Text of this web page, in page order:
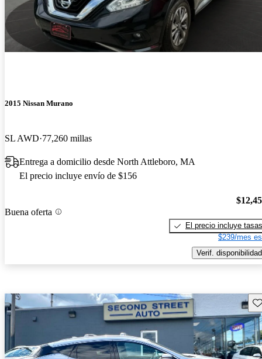
2015 Nissan Murano
SL AWD 77,260 millas
Entrega a domicilio desde North Attleboro, MA
El precio incluye envío de $156
Buena oferta
El precio incluye tasas
$239/mes
Verif. disponibilidad